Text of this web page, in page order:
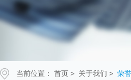
当前位置： 首页 > 关于我们 > 荣